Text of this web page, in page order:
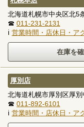
北海道札幌市中央区北5
☎ 011-231-2131
ℹ 営業時間・店休日・ア
厚別店
北海道札幌市厚別区厚
☎ 011-892-6101
ℹ 営業時間・店休日・ア